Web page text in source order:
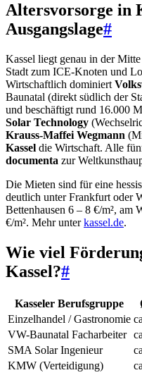
Altersvorsorge in
Ausgangslage#
Kassel liegt genau in der
Stadt zum ICE-Knoten und
Wirtschaftlich dominiert
Baunatal (direkt südlich der
und beschäftigt rund 16.000
Solar Technology
Krauss-Maffei Wegmann
Kassel die Wirtschaft. Alle
documenta zur
Die Mieten sind für eine
deutlich unter Frankfurt oder
Bettenhausen 6 – 8 €/m², am
€/m². Mehr unterkassel.de.
Wie viel
Kassel?#
Kasseler Berufsgruppe
Einzelhandel / Gastronomie
VW-Baunatal Facharbeiter
SMA Solar Ingenieur
KMW (Verteidigung)